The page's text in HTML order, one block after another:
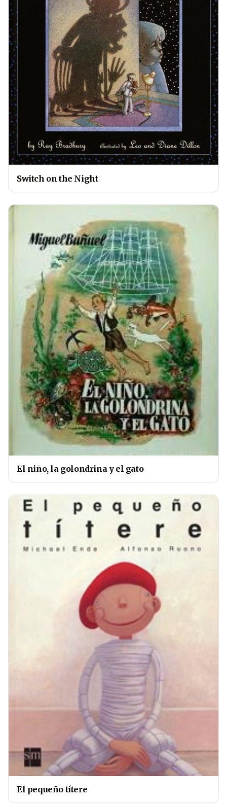
Switch on the Night
El niño, la golondrina y el gato
El pequeño títere